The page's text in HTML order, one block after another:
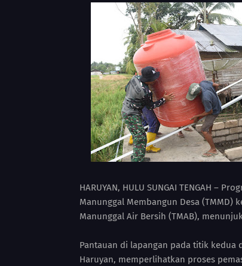
HARUYAN, HULU SUNGAI TENGAH –
Manunggal Membangun Desa (TMMD)
Manunggal Air Bersih (TMAB),
Pantauan di lapangan pada titik
Haruyan, memperlihatkan proses